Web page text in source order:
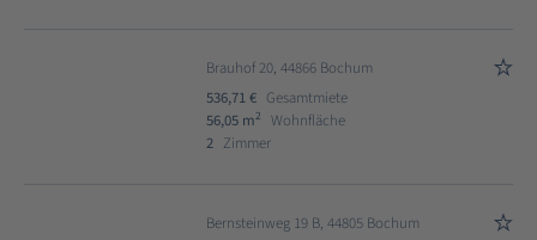
Brauhof 20, 44866 Bochum
536,71 € Gesamtmiete
56,05 m2
Wohnfläche
2 Zimmer
Bernsteinweg 19 B, 44805 Bochum